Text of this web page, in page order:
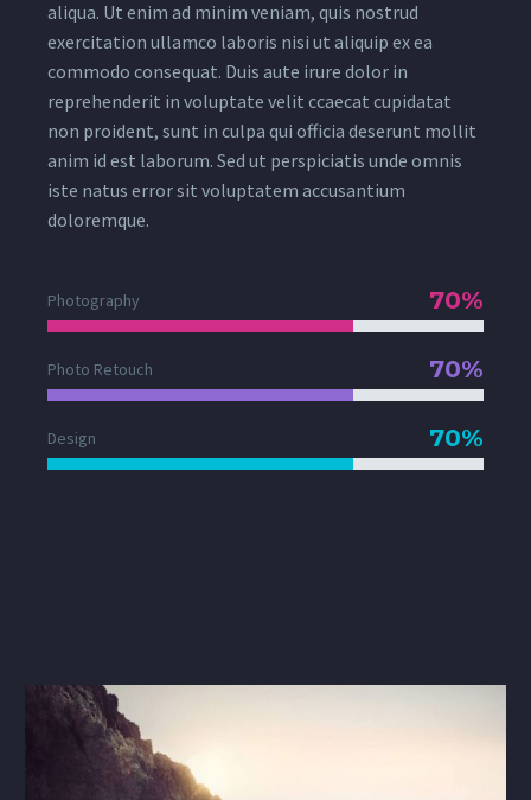
aliqua. Ut enim ad minim veniam, quis nostrud
exercitation ullamco laboris nisi ut aliquip ex ea
commodo consequat. Duis aute irure dolor in
reprehenderit in voluptate velit ccaecat cupidatat
non proident, sunt in culpa qui officia deserunt mollit
anim id est laborum. Sed ut perspiciatis unde omnis
iste natus error sit voluptatem accusantium
doloremque.
Photography 70%
Photo Retouch 70%
Design 70%